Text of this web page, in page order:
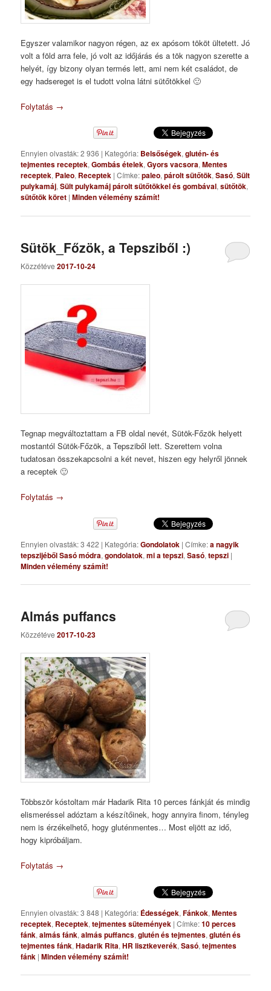
Egyszer valamikor nagyon régen, az ex apósom tököt ültetett. Jó
volt a föld arra fele, jó volt az időjárás és a tök nagyon szerette a
helyét, így bizony olyan termés lett, ami nem két családot, de
egy hadsereget is el tudott volna látni sütőtökkel 🙂
Folytatás →
Ennyien olvasták: 2 936 | Kategória: Belsőségek,glutén- és
tejmentes receptek,Gombás ételek,Gyors vacsora,Mentes
receptek, Paleo, Receptek |Címke:paleo,párolt sütőtök,Sasó,Sült
pulykamáj,Sült pulykamáj párolt sütőtökkel és gombával,sütőtök,
sütőtök köret |Minden vélemény számít!
Sütök_Főzök, a Tepsziből :)
Közzétéve2017-10-24
Tegnap megváltoztattam a FB oldal nevét, Sütök-Főzök helyett
mostantól Sütök-Főzök, a Tepsziből lett. Szerettem volna
tudatosan összekapcsolni a két nevet, hiszen egy helyről jönnek
a receptek 🙂
Folytatás →
Ennyien olvasták: 3 422 | Kategória:Gondolatok |Címke:a nagyik
tepszijéből Sasó módra,gondolatok,mi a tepszi,Sasó,tepszi |
Minden vélemény számít!
Almás puffancs
Közzétéve2017-10-23
Többször kóstoltam már Hadarik Rita 10 perces fánkját és mindig
elismeréssel adóztam a készítőinek, hogy annyira finom, tényleg
nem is érzékelhető, hogy gluténmentes… Most eljött az idő,
hogy kipróbáljam.
Folytatás →
Ennyien olvasták: 3 848 | Kategória: Édességek,Fánkok,Mentes
receptek, Receptek,tejmentes sütemények |Címke:10 perces
fánk,almás fánk,almás puffancs,glutén és tejmentes,glutén és
tejmentes fánk,Hadarik Rita,HR lisztkeverék,Sasó,tejmentes
fánk |Minden vélemény számít!